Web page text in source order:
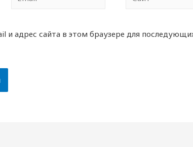
и адрес сайта в этом браузере для